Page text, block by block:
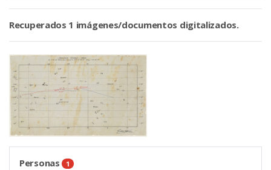
Recuperados 1 imágenes/documentos digitalizados.
Personas 1